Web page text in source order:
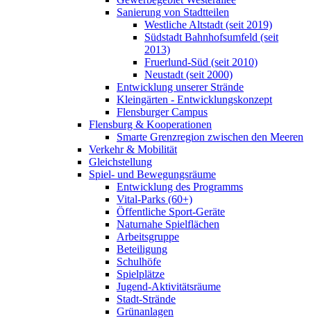
Sanierung von Stadtteilen
Westliche Altstadt (seit 2019)
Südstadt Bahnhofsumfeld (seit
2013)
Fruerlund-Süd (seit 2010)
Neustadt (seit 2000)
Entwicklung unserer Strände
Kleingärten - Entwicklungskonzept
Flensburger Campus
Flensburg & Kooperationen
Smarte Grenzregion zwischen den Meeren
Verkehr & Mobilität
Gleichstellung
Spiel- und Bewegungsräume
Entwicklung des Programms
Vital-Parks (60+)
Öffentliche Sport-Geräte
Naturnahe Spielflächen
Arbeitsgruppe
Beteiligung
Schulhöfe
Spielplätze
Jugend-Aktivitätsräume
Stadt-Strände
Grünanlagen